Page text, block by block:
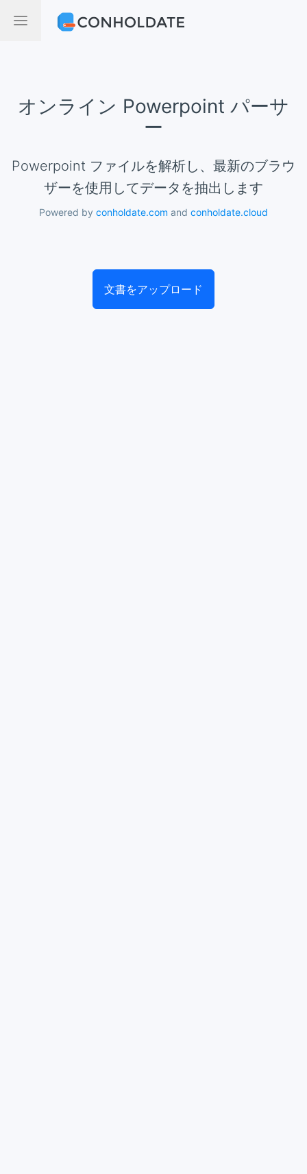
オンライン Powerpoint パーサ
ー
Powerpoint ファイルを解析し、最新のブラウ
ザーを使用してデータを抽出します
Powered by conholdate.com and conholdate.cloud
文書をアップロード